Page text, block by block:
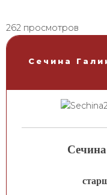
262 просмотров
Сечина
Сечина